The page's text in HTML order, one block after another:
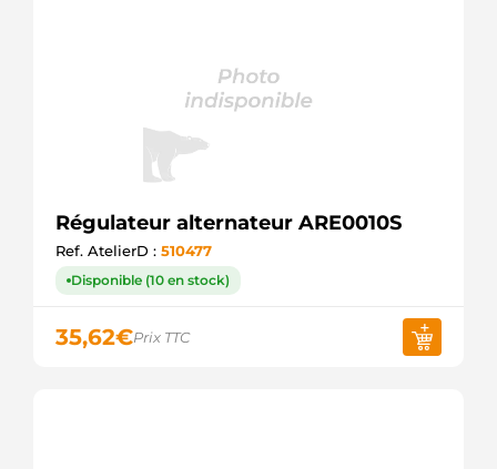
Régulateur alternateur ARE0010S
Ref. AtelierD : 510477
Disponible (10 en stock)
35,62€Prix TTC